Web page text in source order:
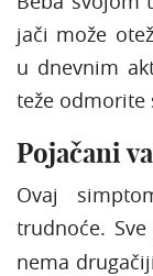
jači može
u dnevnim
teže odmorite
Pojačani
Ovaj
trudnoće.
nema